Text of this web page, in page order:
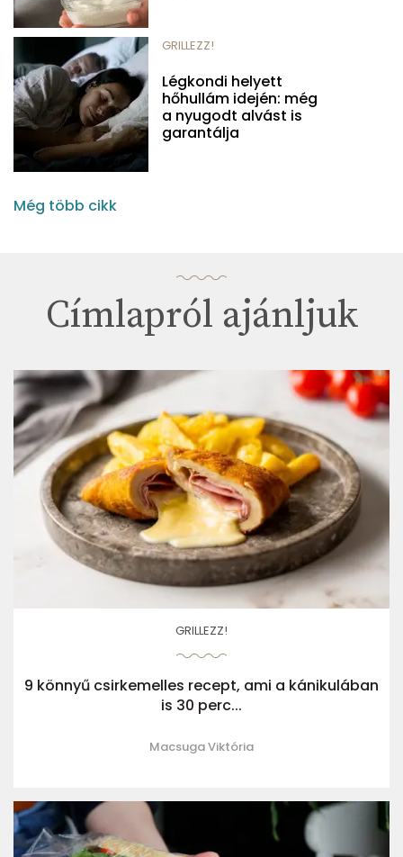
GRILLEZZ!
Légkondi helyett
hőhullám idején: még
a nyugodt alvást is
garantálja
Még több cikk
Címlapról ajánljuk
GRILLEZZ!
9 könnyű csirkemelles recept, ami a kánikulában
is 30 perc...
Macsuga Viktória